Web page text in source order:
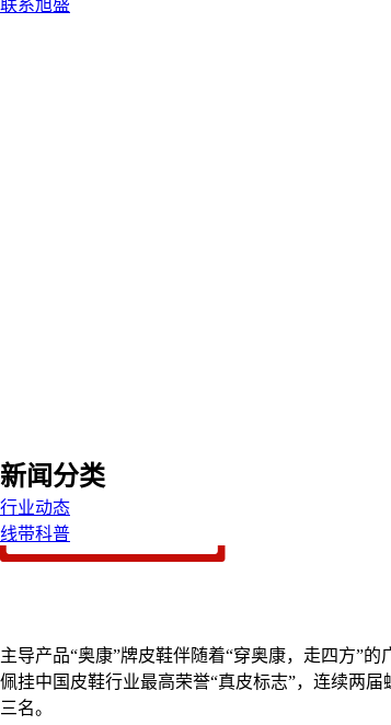
联系旭盛
新闻分类
行业动态
线带科普
主导产品“奥康”牌皮鞋伴随着“穿奥康，走四方”
佩挂中国皮鞋行业最高荣誉“真皮标志”，连续两
三名。